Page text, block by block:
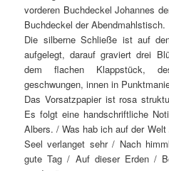
vorderen Buchdeckel Johannes
Buchdeckel der Abendmahlstisch.
Die silberne Schließe ist auf
aufgelegt, darauf graviert drei
dem flachen Klappstück,
geschwungen, innen in
Das Vorsatzpapier ist rosa
Es folgt eine handschriftliche
Albers. / Was hab ich auf der
Seel verlanget sehr / Nach
gute Tag / Auf dieser Erden /